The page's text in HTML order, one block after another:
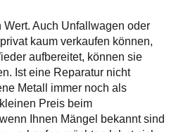
Auch Unfallwagen oder
kaum verkaufen können,
aufbereitet, können sie
Ist eine Reparatur nicht
Metall immer noch als
Preis beim
Ihnen Mängel bekannt sind